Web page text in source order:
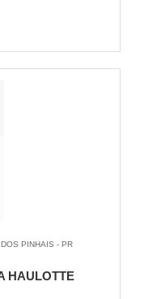
PINHAIS - PR
HAULOTTE